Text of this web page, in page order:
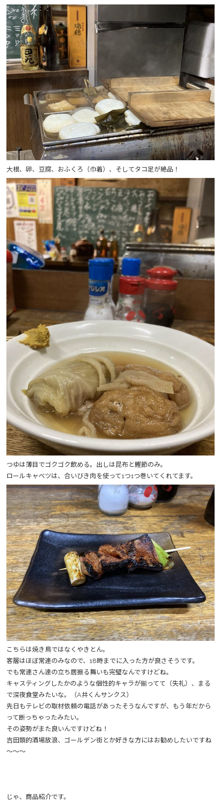
大根、卵、豆腐、おふくろ（巾着）、そしてタコ足が絶品！
つゆは薄目でゴクゴク飲める。出しは昆布と鰹節のみ。
ロールキャベツは、合いびき肉を使って1つ1つ巻いてくれてます。
こちらは焼き鳥ではなくやきとん。
客層はほぼ常連のみなので、18時までに入った方が良さそうです。
でも常連さん達の立ち居振る舞いも完璧なんですけどね。
キャスティングしたかのような個性的キャラが揃ってて（失礼）、まる
で深夜食堂みたいな。（A井くんサンクス）
先日もテレビの取材依頼の電話があったそうなんですが、もう年だから
って断っちゃったみたい。
その姿勢がまた良いんですけどね！
吉田類的酒場放浪、ゴールデン街とか好きな方にはお勧めしたいですね
～～～
じゃ、商品紹介です。